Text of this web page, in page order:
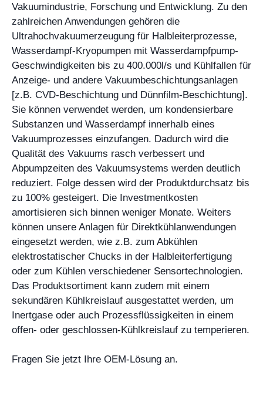
Vakuumindustrie, Forschung und Entwicklung. Zu den
zahlreichen Anwendungen gehören die
Ultrahochvakuumerzeugung für Halbleiterprozesse,
Wasserdampf-Kryopumpen mit Wasserdampfpump-
Geschwindigkeiten bis zu 400.000l/s und Kühlfallen für
Anzeige- und andere Vakuumbeschichtungsanlagen
[z.B. CVD-Beschichtung und Dünnfilm-Beschichtung].
Sie können verwendet werden, um kondensierbare
Substanzen und Wasserdampf innerhalb eines
Vakuumprozesses einzufangen. Dadurch wird die
Qualität des Vakuums rasch verbessert und
Abpumpzeiten des Vakuumsystems werden deutlich
reduziert. Folge dessen wird der Produktdurchsatz bis
zu 100% gesteigert. Die Investmentkosten
amortisieren sich binnen weniger Monate. Weiters
können unsere Anlagen für Direktkühlanwendungen
eingesetzt werden, wie z.B. zum Abkühlen
elektrostatischer Chucks in der Halbleiterfertigung
oder zum Kühlen verschiedener Sensortechnologien.
Das Produktsortiment kann zudem mit einem
sekundären Kühlkreislauf ausgestattet werden, um
Inertgase oder auch Prozessflüssigkeiten in einem
offen- oder geschlossen-Kühlkreislauf zu temperieren.
Fragen Sie jetzt Ihre OEM-Lösung an.